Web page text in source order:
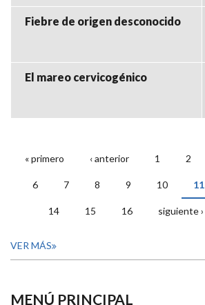
Fiebre de origen desconocido
El mareo cervicogénico
PÁGINAS
« primero ‹ anterior 1 2
6 7 8 9 10 11
14 15 16 siguiente ›
VER MÁS
MENÚ PRINCIPAL